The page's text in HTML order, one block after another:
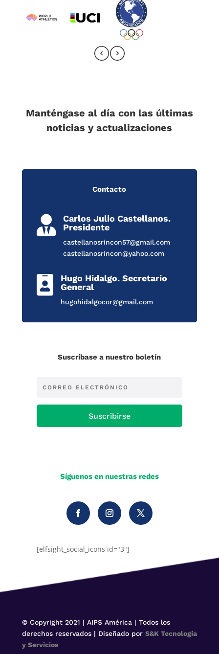
Manténgase al día con las últimas
noticias y actualizaciones
Contacto

Carlos Julio Castellanos.
Presidente
castellanosrincon57@gmail.com
castellanosrincon@yahoo.com

Hugo Hidalgo. Secretario
General
hugohidalgocor@gmail.com
Suscríbase a nuestro boletín
Suscribirse
Síguenos en nuestras redes
[elfsight_social_icons id="3"]
© Copyright 2021 | AIPS América | Todos los
derechos reservados | Diseñado por S&K Tecnología
y Servicios